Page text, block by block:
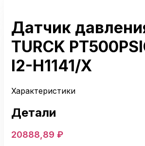
Датчик
TURCK
I2-H1141/X
Характеристики
Детали
20888,89 ₽